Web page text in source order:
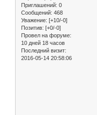
Приглашений: 0
Сообщений: 468
Уважение: [+10/-0]
Позитив: [+0/-0]
Провел на форуме:
10 дней 18 часов
Последний визит:
2016-05-14 20:58:06